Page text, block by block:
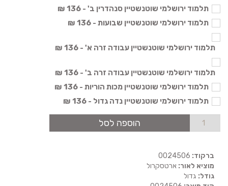
תלמוד ירושלמי שוטנשטיין סנהדרין ב' - 136 ₪
תלמוד ירושלמי שוטנשטיין שבועות - 136 ₪
תלמוד ירושלמי שוטנשטיין עבודה זרה א' - 136 ₪
תלמוד ירושלמי שוטנשטיין עבודה זרה ב' - 136 ₪
תלמוד ירושלמי שוטנשטיין מכות הוריות - 136 ₪
תלמוד ירושלמי שוטנשטיין נדה גדול - 136 ₪
הוספה לסל
ברקוד:
מוציא לאור: ארטסקרול
גודל: גדול